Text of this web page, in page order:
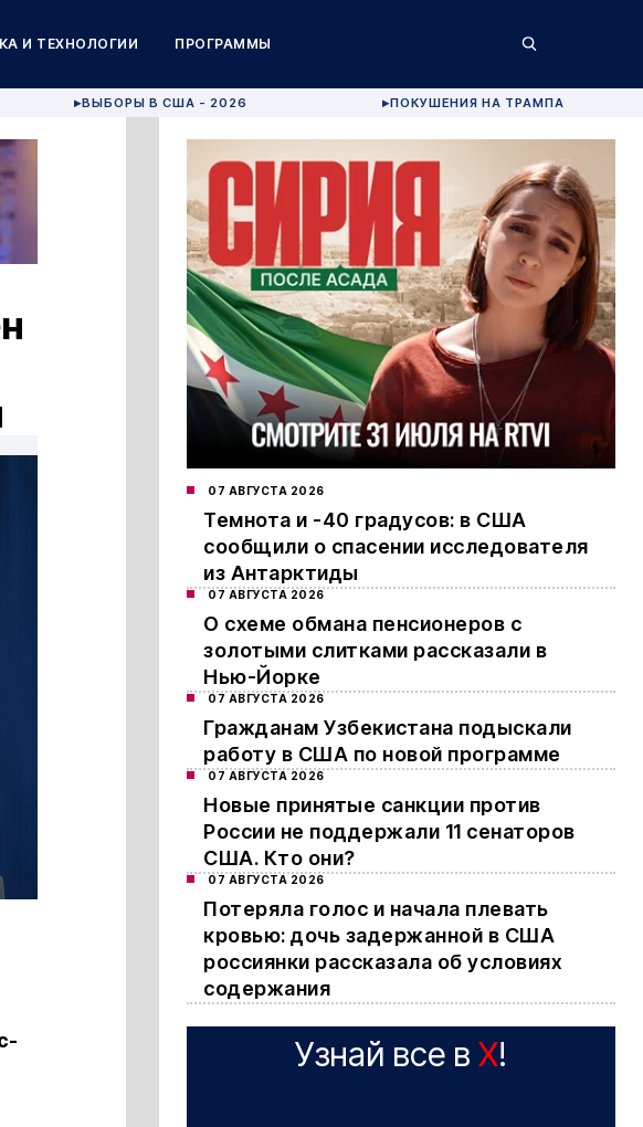
И ТЕХНОЛОГИИ ПРОГРАММЫ
▶ВЫБОРЫ В США - 2026 ▶ПОКУШЕНИЯ НА ТРАМПА
07 АВГУСТА 2026
Темнота и -40 градусов: в США
сообщили о спасении исследователя
из Антарктиды
07 АВГУСТА 2026
О схеме обмана пенсионеров с
золотыми слитками рассказали в
Нью-Йорке
07 АВГУСТА 2026
Гражданам Узбекистана подыскали
работу в США по новой программе
07 АВГУСТА 2026
Новые принятые санкции против
России не поддержали 11 сенаторов
США. Кто они?
07 АВГУСТА 2026
Потеряла голос и начала плевать
кровью: дочь задержанной в США
россиянки рассказала об условиях
содержания
Узнай все в X!